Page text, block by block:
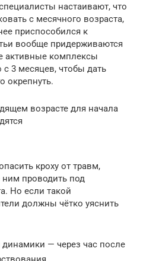
настаивают, что
с месячного возраста,
приспособился к
вообще придерживаются
активные комплексы
3 месяцев, чтобы дать
окрепнуть.
возрасте для начала
кроху от травм,
ним проводить под
Но если такой
должны чётко уяснить
— через час после